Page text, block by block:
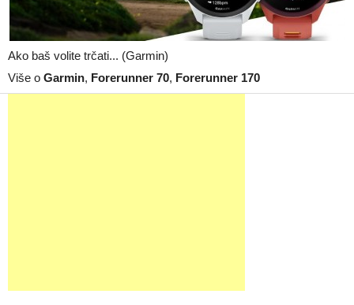
Ako baš volite trčati... (Garmin)
Više o Garmin, Forerunner 70, Forerunner 170